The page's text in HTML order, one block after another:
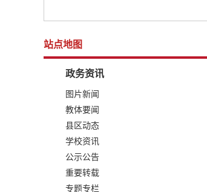
站点地图
政务资讯
图片新闻
教体要闻
县区动态
学校资讯
公示公告
重要转载
专题专栏